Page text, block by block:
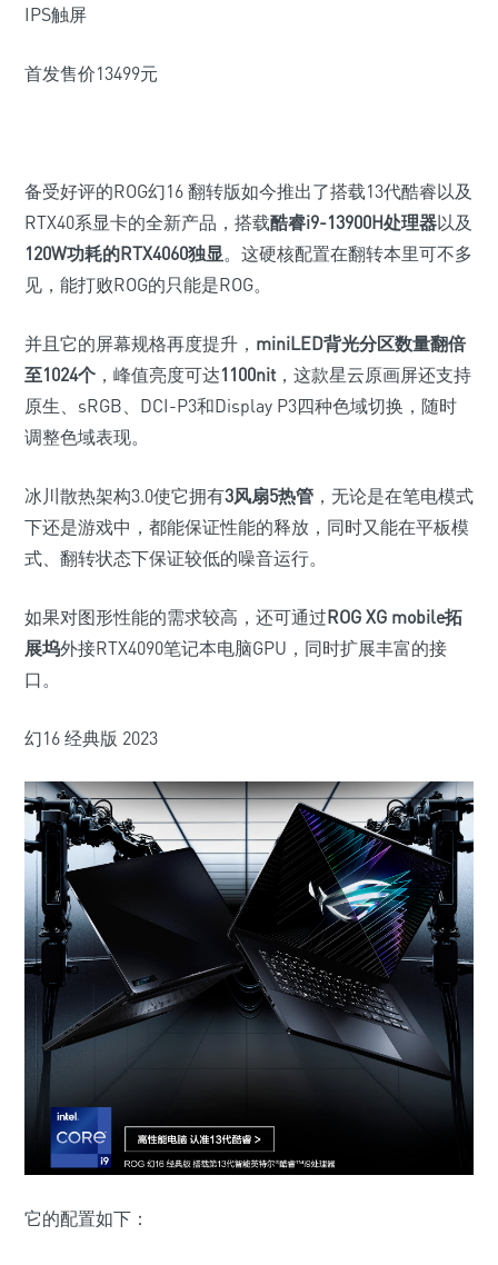
IPS触屏
首发售价13499元
备受好评的ROG幻16 翻转版如今推出了搭载13代酷睿以及
RTX40系显卡的全新产品，搭载酷睿i9-13900H处理器以及
120W功耗的RTX4060独显。这硬核配置在翻转本里可不多
见，能打败ROG的只能是ROG。
并且它的屏幕规格再度提升， miniLED背光分区数量翻倍
至1024个 ，峰值亮度可达1100nit ，这款星云原画屏还支持
原生、sRGB、DCI-P3和Display P3四种色域切换，随时
调整色域表现。
冰川散热架构3.0使它拥有3风扇5热管 ，无论是在笔电模式
下还是游戏中，都能保证性能的释放，同时又能在平板模
式、翻转状态下保证较低的噪音运行。
如果对图形性能的需求较高，还可通过ROG XG mobile拓
展坞外接RTX4090笔记本电脑GPU，同时扩展丰富的接
口。
幻16 经典版 2023
它的配置如下：